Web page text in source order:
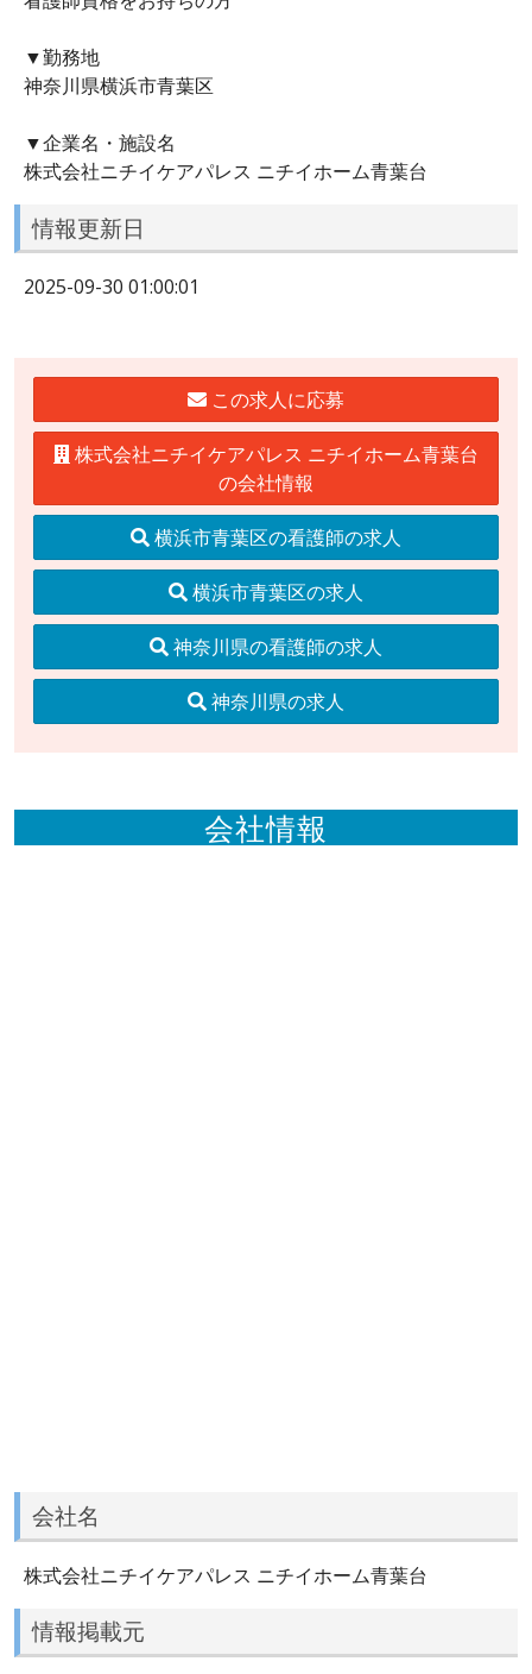
▼勤務地
神奈川県横浜市青葉区
▼企業名・施設名
株式会社ニチイケアパレス ニチイホーム青葉台
情報更新日
2025-09-30 01:00:01
この求人に応募
株式会社ニチイケアパレス ニチイホーム青葉台
の会社情報
横浜市青葉区の看護師の求人
横浜市青葉区の求人
神奈川県の看護師の求人
神奈川県の求人
会社情報
会社名
株式会社ニチイケアパレス ニチイホーム青葉台
情報掲載元